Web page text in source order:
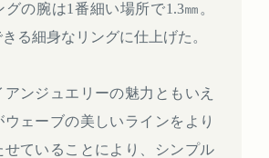
の腕は1番細い場所で1.3㎜。
る細身なリングに仕上げた。
アンジュエリーの魅力ともいえ
ウェーブの美しいラインをより
せていることにより、シンプル